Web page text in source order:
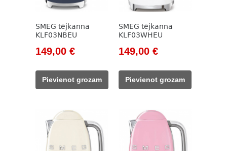
SMEG tējkanna
KLF03NBEU
Original
was:
171,00 €.
149,00 €Current
149,00 €.
Pievienot grozam
SMEG tējkanna
KLF03WHEU
Original
was:
171,00 €.
149,00 €Current
149,00 €.
Pievienot grozam